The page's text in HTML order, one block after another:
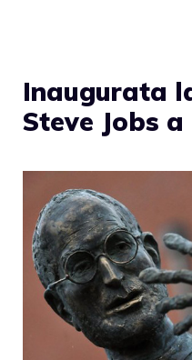
Inaugurata
Steve Jobs